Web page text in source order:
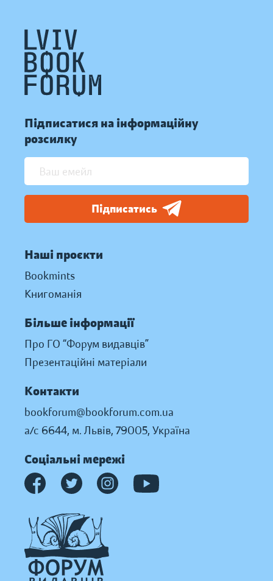
Підписатися на інформаційну
розсилку
Підписатись
Наші проєкти
Bookmints
Книгоманія
Більше інформації
Про ГО “Форум видавців”
Презентаційні матеріали
Контакти
bookforum@bookforum.com.ua
а/с 6644, м. Львів, 79005, Україна
Соціальні мережі